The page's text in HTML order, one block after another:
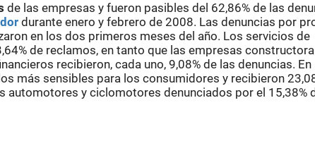
de las empresas y fueron pasibles del 62,86% de las
durante enero y febrero de 2008. Las denuncias por
en los dos primeros meses del año. Los servicios de
de reclamos, en tanto que las empresas
recibieron, cada uno, 9,08% de las denuncias.
más sensibles para los consumidores y recibieron
automotores y ciclomotores denunciados por el 15,38%